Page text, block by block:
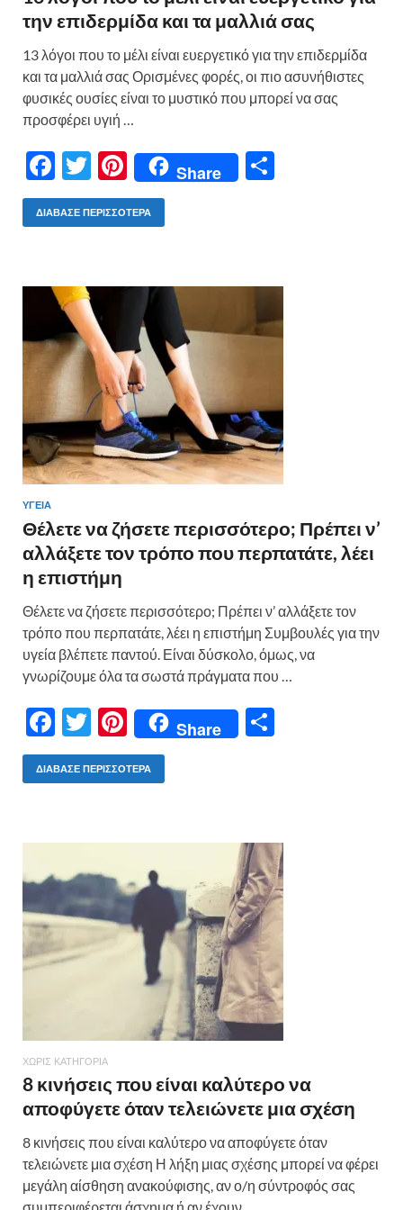
την επιδερμίδα και τα μαλλιά σας
13 λόγοι που το μέλι είναι ευεργετικό για την επιδερμίδα
και τα μαλλιά σας Ορισμένες φορές, οι πιο ασυνήθιστες
φυσικές ουσίες είναι το μυστικό που μπορεί να σας
προσφέρει υγιή …
F
ac
e
o
o
k
T
w
itt
Pi
nt
er
t
Share
σ
ίτ
ΔΙΆΒΑΣΕ ΠΕΡΙΣΣΌΤΕΡΑ
ΥΓΕΙΑ
Θέλετε να ζήσετε περισσότερο; Πρέπει ν’
αλλάξετε τον τρόπο που περπατάτε, λέει
η επιστήμη
Θέλετε να ζήσετε περισσότερο; Πρέπει ν’ αλλάξετε τον
τρόπο που περπατάτε, λέει η επιστήμη Συμβουλές για την
υγεία βλέπετε παντού. Είναι δύσκολο, όμως, να
γνωρίζουμε όλα τα σωστά πράγματα που …
F
ac
e
o
o
k
T
w
itt
Pi
nt
er
t
Share
σ
τε
ίτ
ΔΙΆΒΑΣΕ ΠΕΡΙΣΣΌΤΕΡΑ
ΧΩΡΊΣ ΚΑΤΗΓΟΡΊΑ
8 κινήσεις που είναι καλύτερο να
αποφύγετε όταν τελειώνετε μια σχέση
8 κινήσεις που είναι καλύτερο να αποφύγετε όταν
τελειώνετε μια σχέση Η λήξη μιας σχέσης μπορεί να φέρει
μεγάλη αίσθηση ανακούφισης, αν ο/η σύντροφός σας